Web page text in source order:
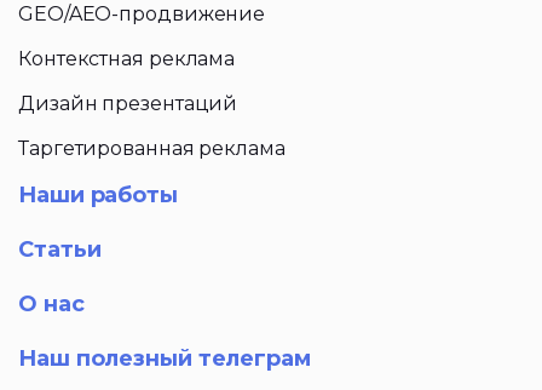
GEO/AEO-продвижение
Контекстная реклама
Дизайн презентаций
Таргетированная реклама
Наши работы
Статьи
О нас
Наш полезный телеграм